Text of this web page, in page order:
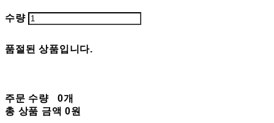
수량
품절된 상품입니다.
주문 수량
0개
총 상품 금액 0원